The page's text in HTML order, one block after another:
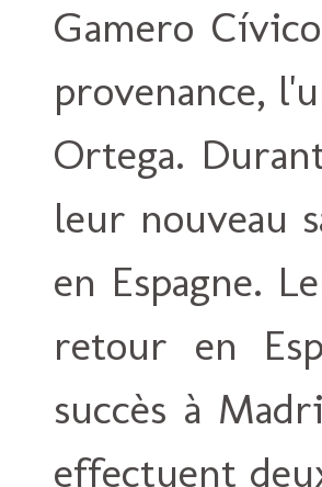
Gamero
provenance,
Ortega.
leur nouveau
en Espagne.
retour en
succès à
effectuent